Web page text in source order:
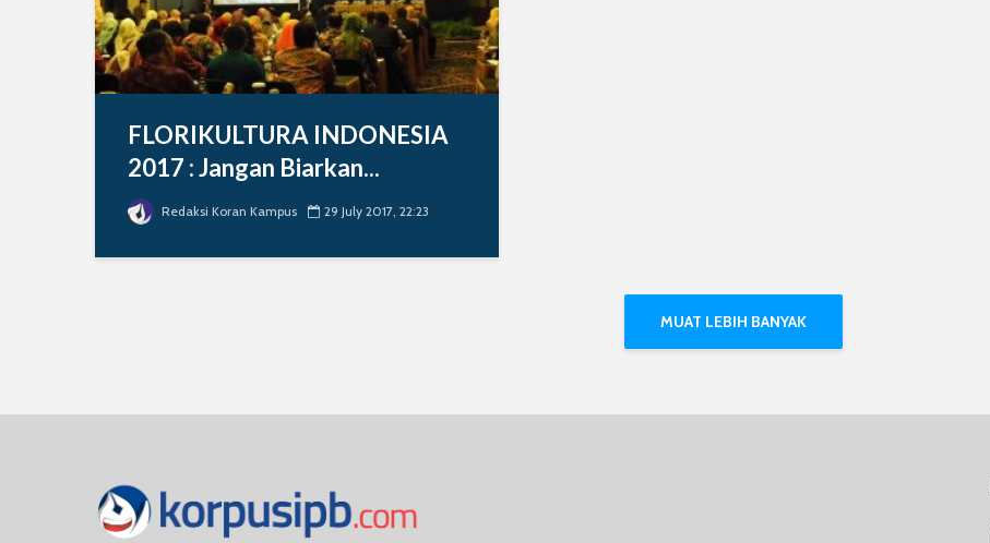
FLORIKULTURA INDONESIA
2017 : Jangan Biarkan...
Redaksi Koran Kampus 29 July 2017, 22:23
MUAT LEBIH BANYAK